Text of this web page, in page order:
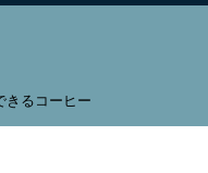
るコーヒー
SHOP